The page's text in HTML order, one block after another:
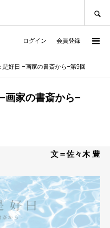
ログイン 会員登録
是好日 −画家の書斎から−第9回
画家の書斎から−
文＝佐々木 豊